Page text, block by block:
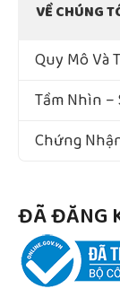
VỀ CHÚNG
Quy Mô Và
Tầm Nhìn –
Chứng
ĐÃ ĐĂNG